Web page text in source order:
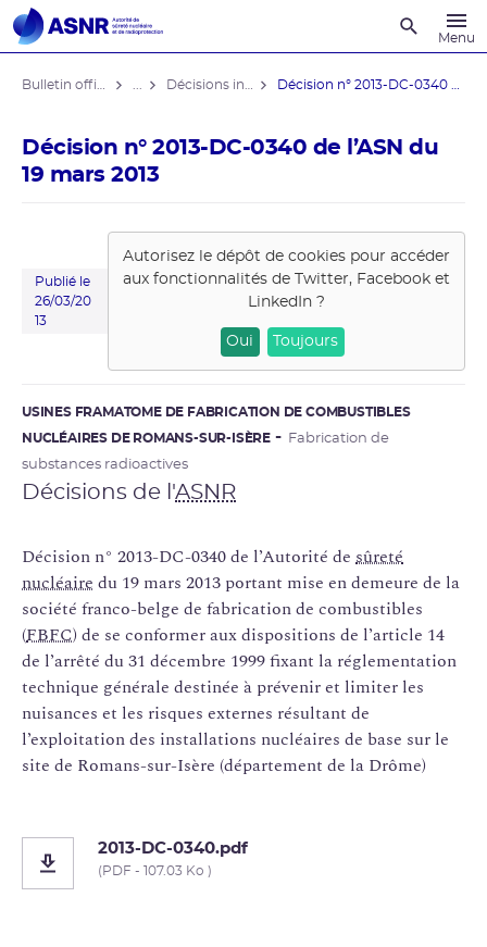
Menu
Décision n° 2013-DC-0340 de l’ASN du
19 mars 2013
Publié le
26/03/20
13
Autorisez le dépôt de cookies pour accéder
aux fonctionnalités de Twitter, Facebook et
LinkedIn?
Oui Toujours
USINES FRAMATOME DE FABRICATION DE COMBUSTIBLES
NUCLÉAIRES DE ROMANS-SUR-ISÈRE
Fabrication de
substances radioactives
Décisions de l'ASNR
Décision n° 2013-DC-0340 de l’Autorité de sûreté
nucléaire du 19 mars 2013 portant mise en demeure de la
société franco-belge de fabrication de combustibles
(FBFC) de se conformer aux dispositions de l’article 14
de l’arrêté du 31 décembre 1999 fixant la réglementation
technique générale destinée à prévenir et limiter les
nuisances et les risques externes résultant de
l’exploitation des installations nucléaires de base sur le
site de Romans-sur-Isère (département de la Drôme)
2013-DC-0340.pdf
(PDF - 107.03 Ko )